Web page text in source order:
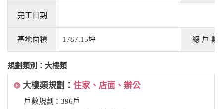
完工日期
基地面積 1787.15坪 總 戶 數
規劃類別：大樓類
大樓類規劃： 住家、店面、辦公
戶數規劃：396戶